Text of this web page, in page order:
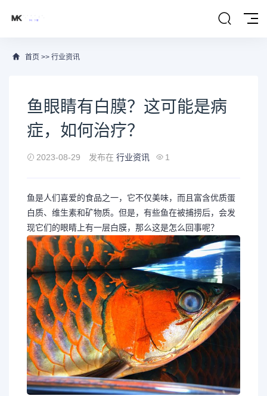
首页 >> 行业资讯
鱼眼睛有白膜？这可能是病
症，如何治疗？
2023-08-29 发布在 行业资讯 1
鱼是人们喜爱的食品之一，它不仅美味，而且富含优质蛋
白质、维生素和矿物质。但是，有些鱼在被捕捞后，会发
现它们的眼睛上有一层白膜，那么这是怎么回事呢？